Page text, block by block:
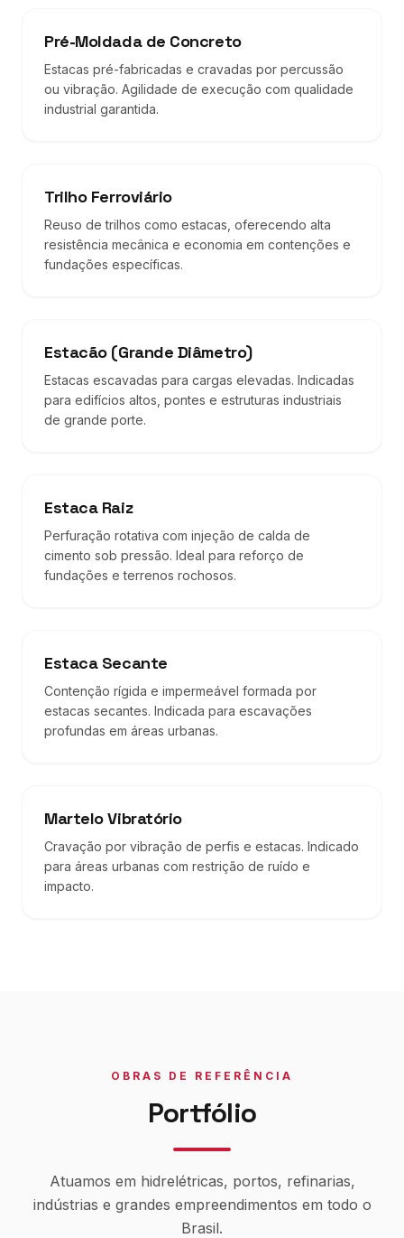
Pré-Moldada de Concreto
Estacas pré-fabricadas e cravadas por percussão
ou vibração. Agilidade de execução com qualidade
industrial garantida.
Trilho Ferroviário
Reuso de trilhos como estacas, oferecendo alta
resistência mecânica e economia em contenções e
fundações específicas.
Estacão (Grande Diâmetro)
Estacas escavadas para cargas elevadas. Indicadas
para edifícios altos, pontes e estruturas industriais
de grande porte.
Estaca Raiz
Perfuração rotativa com injeção de calda de
cimento sob pressão. Ideal para reforço de
fundações e terrenos rochosos.
Estaca Secante
Contenção rígida e impermeável formada por
estacas secantes. Indicada para escavações
profundas em áreas urbanas.
Martelo Vibratório
Cravação por vibração de perfis e estacas. Indicado
para áreas urbanas com restrição de ruído e
impacto.
OBRAS DE REFERÊNCIA
Portfólio
Atuamos em hidrelétricas, portos, refinarias,
indústrias e grandes empreendimentos em todo o
Brasil.